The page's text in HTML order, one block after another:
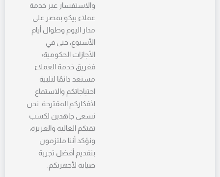
والاستفسار عبر خدمة
عملاء بيكو بمصر على
مدار اليوم وطوال أيام
الأسبوع، حتى في
الأجازات الحكومية؛
ففريق خدمة العملاء
مستعد دائمًا لتلبية
احتياجاتكم والاستماع
لأفكاركم المقترحة. نحن
نسعى جاهدين لكسب
ثقتكم الغالية والعزيزة،
ونؤكد أننا ملتزمون
بتقديم أفضل تجربة
صيانة لأجهزتكم.